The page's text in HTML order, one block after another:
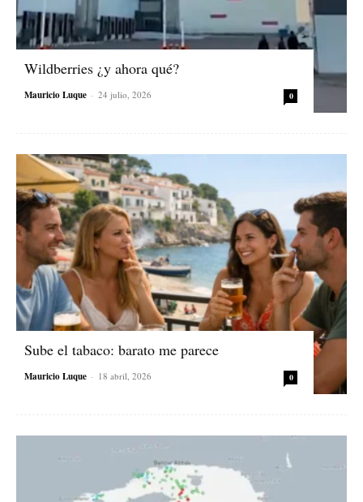
Wildberries ¿y ahora qué?
Mauricio Luque - 24 julio, 2026 0
Sube el tabaco: barato me parece
Mauricio Luque - 18 abril, 2026 0